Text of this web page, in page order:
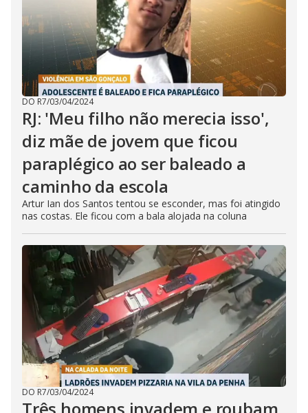
DO R7/03/04/2024
RJ: 'Meu filho não merecia isso',
diz mãe de jovem que ficou
paraplégico ao ser baleado a
caminho da escola
Artur Ian dos Santos tentou se esconder, mas foi atingido
nas costas. Ele ficou com a bala alojada na coluna
DO R7/03/04/2024